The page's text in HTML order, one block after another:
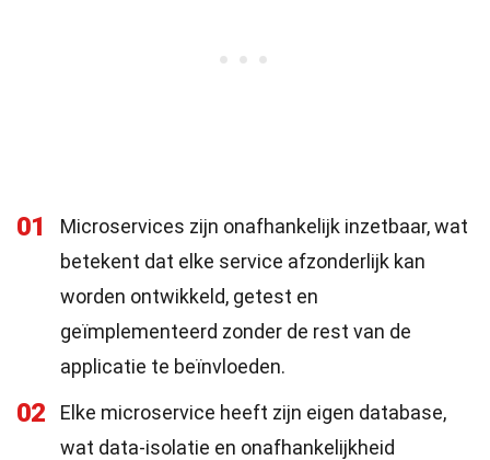
01
Microservices zijn onafhankelijk inzetbaar, wat
betekent dat elke service afzonderlijk kan
worden ontwikkeld, getest en
geïmplementeerd zonder de rest van de
applicatie te beïnvloeden.
02
Elke microservice heeft zijn eigen database,
wat data-isolatie en onafhankelijkheid